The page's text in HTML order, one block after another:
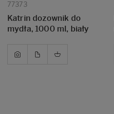
77373
Katrin dozownik do
mydła, 1000 ml, biały